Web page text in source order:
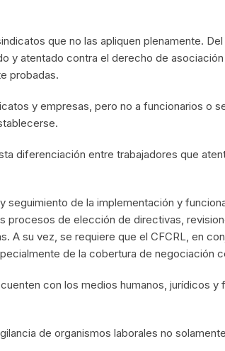
que no las apliquen plenamente.
y atentado contra el derecho de
probadas.
y empresas, pero no a funcionarios o
diferenciación entre trabajadores que
de la implementación y
procesos de elección de directivas,
A su vez, se requiere que el CFCRL, en
de la cobertura de negociación
con los medios humanos, jurídicos y
de organismos laborales no